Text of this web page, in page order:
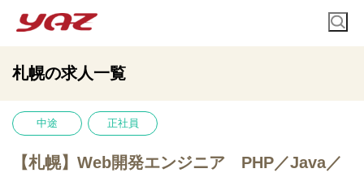
札幌の求人一覧
中途 正社員
【札幌】Web開発エンジニア PHP／Java／